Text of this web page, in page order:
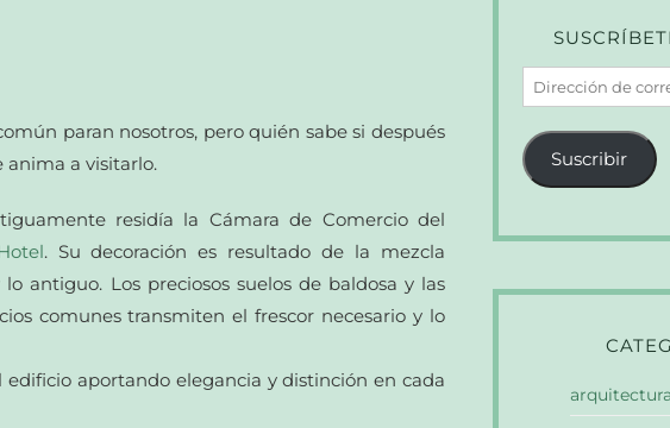
paran nosotros, pero quién sabe si después
anima a visitarlo.
residía la Cámara de Comercio del
. Su decoración es resultado de la mezcla
antiguo. Los preciosos suelos de baldosa y las
comunes transmiten el frescor necesario y lo
edificio aportando elegancia y distinción en cada
Dirección
de
correo
electrónico
Suscribir
arquitectura